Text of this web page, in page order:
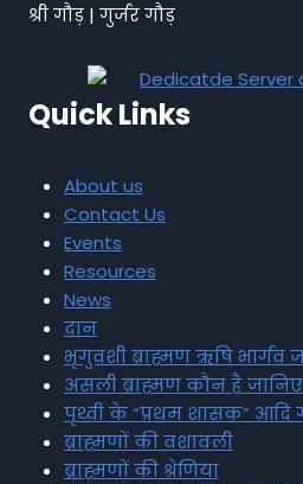
श्री गौड़ | गुर्जर गौड़
Quick Links
About us
Contact Us
Events
Resources
News
दान
भृगुवंशी ब्राह्मण ऋषि भार्गव
असली ब्राह्मण कौन है जानिए
पृथ्वी के “प्रथम शासक” आदि
ब्राह्मणों की वंशावली
ब्राह्मणों की श्रेणियां